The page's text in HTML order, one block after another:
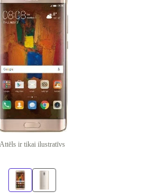
Attēls ir tikai ilustratīvs